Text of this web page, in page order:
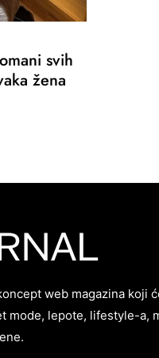
svih
žena
web magazina koji
mode, lepote, lifestyle-a,